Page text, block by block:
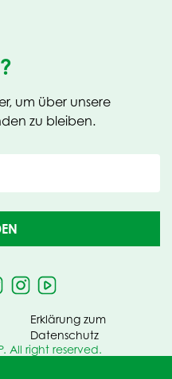
um über unsere
zu bleiben.
All right reserved.
Erklärung zum
Datenschutz